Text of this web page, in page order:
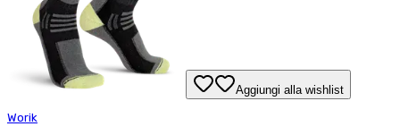
Aggiungi alla wishlist
Worik